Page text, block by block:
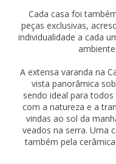
Cada casa foi
peças exclusivas,
individualidade a cada
A extensa varanda na
vista panorâmica
sendo ideal para
com a natureza e a
vindas ao sol da
veados na serra. Uma
também pela